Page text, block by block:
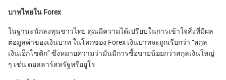
บาทไทยใน Forex
ในฐานะนักลงทุนชาวไทย คุณมีความได้เปรียบในการเข้าใจสิ่งที่มีผล
ต่อมูลค่าของเงินบาท ในโลกของ Forex เงินบาทจะถูกเรียกว่า “สกุล
เงินเอ็กโซติก” ซึ่งหมายความว่ามันมีการซื้อขายน้อยกว่าสกุลเงินใหญ่
ๆ เช่น ดอลลาร์สหรัฐหรือยูโร